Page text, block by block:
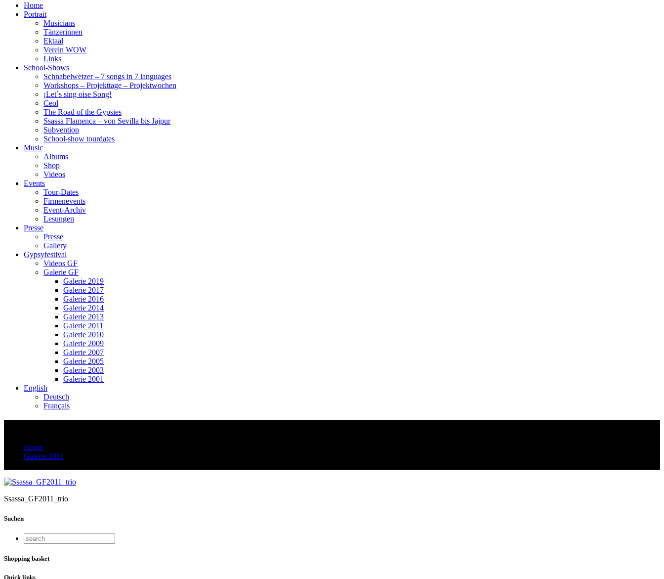
Home
Portrait
Musicians
Tänzerinnen
Ektaal
Verein WOW
Links
School-Shows
Schnabelwetzer – 7 songs in 7 languages
Workshops – Projekttage – Projektwochen
¡Let´s sing oise Song!
Ceol
The Road of the Gypsies
Ssassa Flamenca – von Sevilla bis Jajpur
Subvention
School-show tourdates
Music
Albums
Shop
Videos
Events
Tour-Dates
Firmenevents
Event-Archiv
Lesungen
Presse
Presse
Gallery
Gypsyfestival
Videos GF
Galerie GF
Galerie 2019
Galerie 2017
Galerie 2016
Galerie 2014
Galerie 2013
Galerie 2011
Galerie 2010
Galerie 2009
Galerie 2007
Galerie 2005
Galerie 2003
Galerie 2001
English
Deutsch
Français
Home
Galerie 2011
Ssassa_GF2011_trio
Suchen
Shopping basket
Quick links